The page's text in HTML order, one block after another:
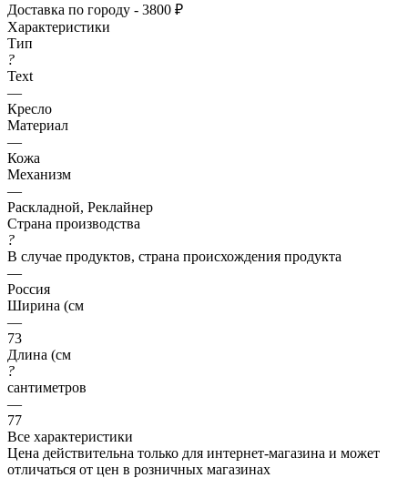
Доставка по городу - 3800 ₽
Характеристики
Тип
?
Text
—
Кресло
Материал
—
Кожа
Механизм
—
Раскладной, Реклайнер
Страна производства
?
В случае продуктов, страна происхождения продукта
—
Россия
Ширина (см
—
73
Длина (см
?
сантиметров
—
77
Все характеристики
Цена действительна только для интернет-магазина и может
отличаться от цен в розничных магазинах